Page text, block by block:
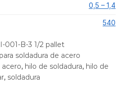
0,5 – 1,4
540
001-B-3 1/2 pallet
soldadura de acero
acero, hilo de soldadura, hilo de
, soldadura